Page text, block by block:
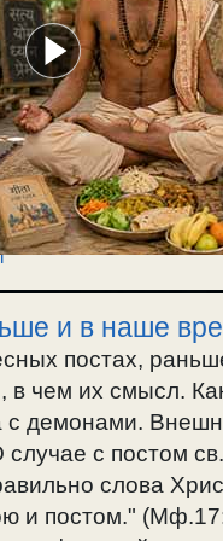
и в наше
постах,
в чем их смысл.
с демонами.
с постом
слова
и постом."